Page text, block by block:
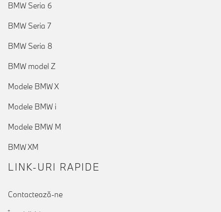
BMW Seria 6
BMW Seria 7
BMW Seria 8
BMW model Z
Modele BMW X
Modele BMW i
Modele BMW M
BMW XM
LINK-URI RAPIDE
Contactează-ne